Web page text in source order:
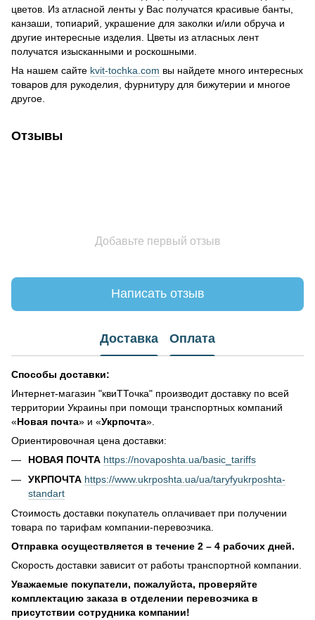
цветов. Из атласной ленты у Вас получатся красивые банты,
канзаши, топиарий, украшение для заколки и/или обруча и
другие интересные изделия. Цветы из атласных лент
получатся изысканными и роскошными.
На нашем сайте kvit-tochka.com вы найдете много интересных
товаров для рукоделия, фурнитуру для бижутерии и многое
другое.
Отзывы
Добавьте первый отзыв
Написать отзыв
Доставка Оплата
Способы доставки:
Интернет-магазин "квиТТочка" производит доставку по всей
территории Украины при помощи транспортных компаний
«Новая почта» и «Укрпочта».
Ориентировочная цена доставки:
НОВАЯ ПОЧТА https://novaposhta.ua/basic_tariffs
УКРПОЧТА https://www.ukrposhta.ua/ua/taryfyukrposhta-
standart
Стоимость доставки покупатель оплачивает при получении
товара по тарифам компании-перевозчика.
Отправка осуществляется в течение 2 – 4 рабочих дней.
Скорость доставки зависит от работы транспортной компании.
Уважаемые покупатели, пожалуйста, проверяйте
комплектацию заказа в отделении перевозчика в
присутствии сотрудника компании!